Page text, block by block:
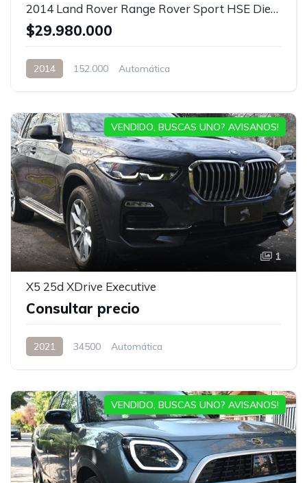
2014 Land Rover Range Rover Sport HSE Diesel
$29.980.000
2014 152.000 Automática
1
X5 25d XDrive Executive
Consultar precio
2021 34500 Automática
VENDIDO, BUSCAS UNO? AVISANOS!
VENDIDO, BUSCAS UNO? AVISANOS!